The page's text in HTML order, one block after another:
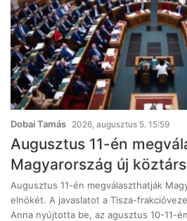
Dobai Tamás 2026, augusztus 5. 15:59
Augusztus 11-én
Magyarország új
Augusztus 11-én megválaszthatják
elnökét. A javaslatot a Tisza-
Anna nyújtotta be, az agusztus 10-11-